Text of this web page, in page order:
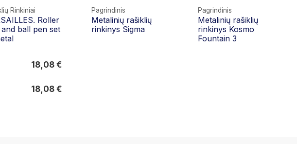
Rinkiniai
Roller
ball pen set
18,08 €
18,08 €
Pagrindinis
Metalinių rašiklių
rinkinys Sigma
Pagrindinis
Metalinių rašiklių
rinkinys Kosmo
Fountain 3